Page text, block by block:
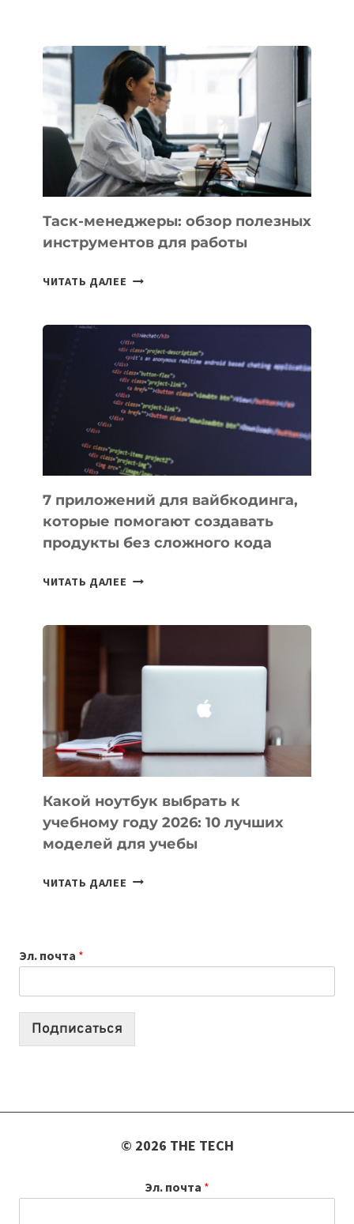
НОВЫЕ
ПРЕДМЕТЫ
ПО
ИСКУССТВЕННОМУ
ИНТЕЛЛЕКТУ
Таск-менеджеры: обзор полезных
инструментов для работы
ЧИТАТЬ ДАЛЕЕ ТАСК-
ПОЛЕЗНЫХ
ИНСТРУМЕНТОВ
ДЛЯ
РАБОТЫ
7 приложений для вайбкодинга,
которые помогают создавать
продукты без сложного кода
ЧИТАТЬ ДАЛЕЕ
СОЗДАВАТЬ
БЕЗ
СЛОЖНОГО
КОДА
Какой ноутбук выбрать к
учебному году 2026: 10 лучших
моделей для учебы
ЧИТАТЬ ДАЛЕЕ КАКОЙ
2026:
10
Эл. почта *
Подписаться
© 2026 THE TECH
Эл. почта *